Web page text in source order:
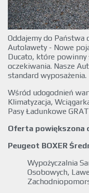
Oddajemy do Państwa
Autolawety - Nowe
Ducato, które powinny
oczekiwania. Nasze
standard wyposażenia.
Wśród udogodnień
Klimatyzacja,
Pasy Ładunkowe
Oferta powiększona
Peugeot BOXER
Wypożyczalnia
Osobowych,